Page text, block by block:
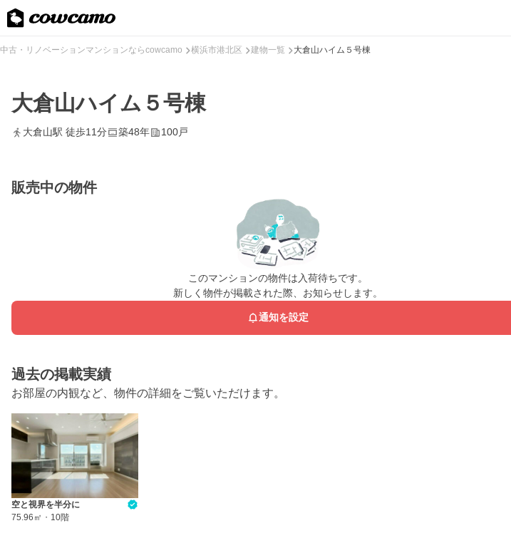
中古・リノベーションマンションならcowcamo 横浜市港北区 建物一覧 大倉山ハイム５号棟
大倉山ハイム５号棟
大倉山駅 徒歩11分 築48年 100戸
販売中の物件
このマンションの物件は入荷待ちです。
新しく物件が掲載された際、お知らせします。
通知を設定
過去の掲載実績
お部屋の内観など、物件の詳細をご覧いただけます。
空と視界を半分に
75.96㎡ ・ 10階